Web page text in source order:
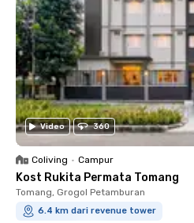
Video 360
Coliving • Campur
Kost Rukita Permata Tomang
Tomang, Grogol Petamburan
6.4 km dari revenue tower